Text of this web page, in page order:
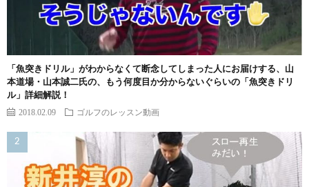
「魚突きドリル」がわからなくて断念してしまった人にお届けする、山
本道場・山本誠二氏の、もう何度目か分からないぐらいの「魚突きドリ
ル」詳細解説！
2018.02.09 ゴルフのレッスン動画